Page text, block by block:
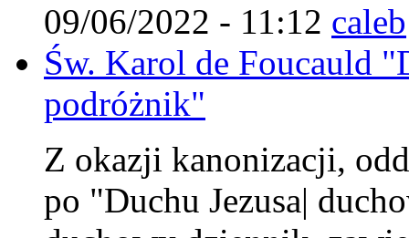
09/06/2022 - 11:12 caleb
Św. Karol de Foucauld
podróżnik"
Z okazji kanonizacji,
po "Duchu Jezusa|